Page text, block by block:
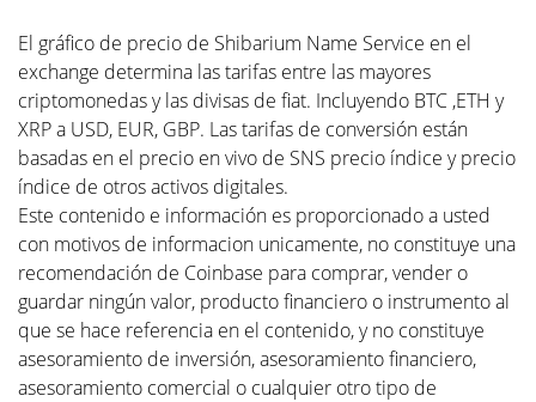
El gráfico de precio de Shibarium Name Service en el
exchange determina las tarifas entre las mayores
criptomonedas y las divisas de fiat. Incluyendo BTC ,ETH y
XRP a USD, EUR, GBP. Las tarifas de conversión están
basadas en el precio en vivo de SNS precio índice y precio
índice de otros activos digitales.
Este contenido e información es proporcionado a usted
con motivos de informacion unicamente, no constituye una
recomendación de Coinbase para comprar, vender o
guardar ningún valor, producto financiero o instrumento al
que se hace referencia en el contenido, y no constituye
asesoramiento de inversión, asesoramiento financiero,
asesoramiento comercial o cualquier otro tipo de